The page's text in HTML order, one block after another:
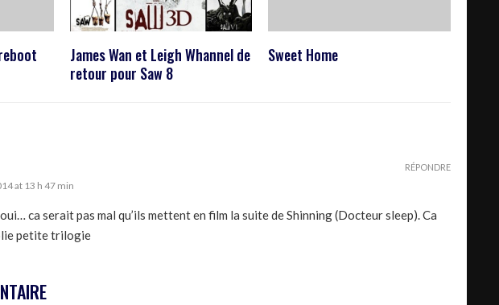
James Wan et Leigh Whannel de
retour pour Saw 8
Sweet Home
at 13 h 47 min
ca serait pas mal qu’ils mettent en film la suite de Shinning (Docteur sleep). Ca
petite trilogie
RÉPONDRE